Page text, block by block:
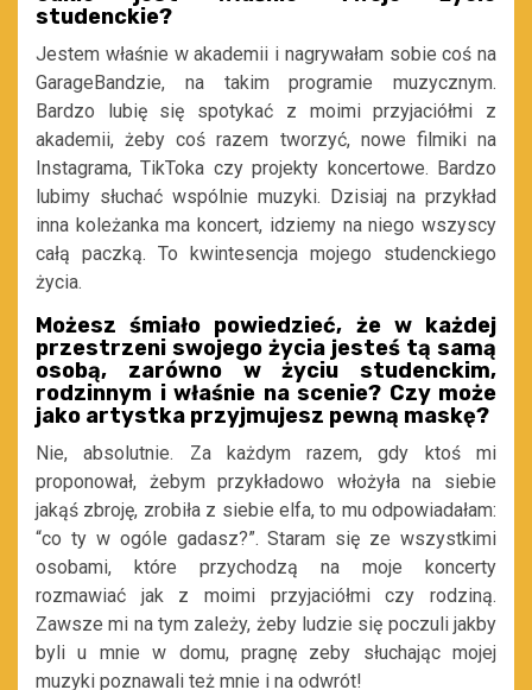
studenckie?
Jestem właśnie w akademii i nagrywałam sobie coś na
GarageBandzie, na takim programie muzycznym.
Bardzo lubię się spotykać z moimi przyjaciółmi z
akademii, żeby coś razem tworzyć, nowe filmiki na
Instagrama, TikToka czy projekty koncertowe. Bardzo
lubimy słuchać wspólnie muzyki. Dzisiaj na przykład
inna koleżanka ma koncert, idziemy na niego wszyscy
całą paczką. To kwintesencja mojego studenckiego
życia.
Możesz śmiało powiedzieć, że w każdej
przestrzeni swojego życia jesteś tą samą
osobą, zarówno w życiu studenckim,
rodzinnym i właśnie na scenie? Czy może
jako artystka przyjmujesz pewną maskę?
Nie, absolutnie. Za każdym razem, gdy ktoś mi
proponował, żebym przykładowo włożyła na siebie
jakąś zbroję, zrobiła z siebie elfa, to mu odpowiadałam:
“co ty w ogóle gadasz?”. Staram się ze wszystkimi
osobami, które przychodzą na moje koncerty
rozmawiać jak z moimi przyjaciółmi czy rodziną.
Zawsze mi na tym zależy, żeby ludzie się poczuli jakby
byli u mnie w domu, pragnę zeby słuchając mojej
muzyki poznawali też mnie i na odwrót!